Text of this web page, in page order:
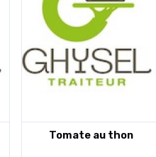
Tomate au thon